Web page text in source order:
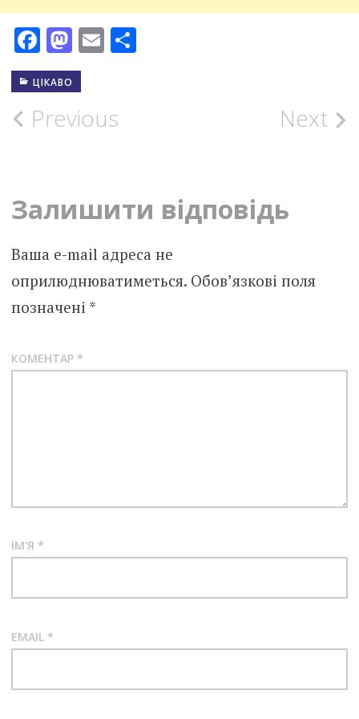
Facebook
Mastodon
EmailПоділитися
ЦІКАВО
Post
Previous Next
Залишити відповідь
Ваша e-mail адреса не
оприлюднюватиметься. Обов’язкові поля
позначені *
КОМЕНТАР *
ІМ'Я *
EMAIL *